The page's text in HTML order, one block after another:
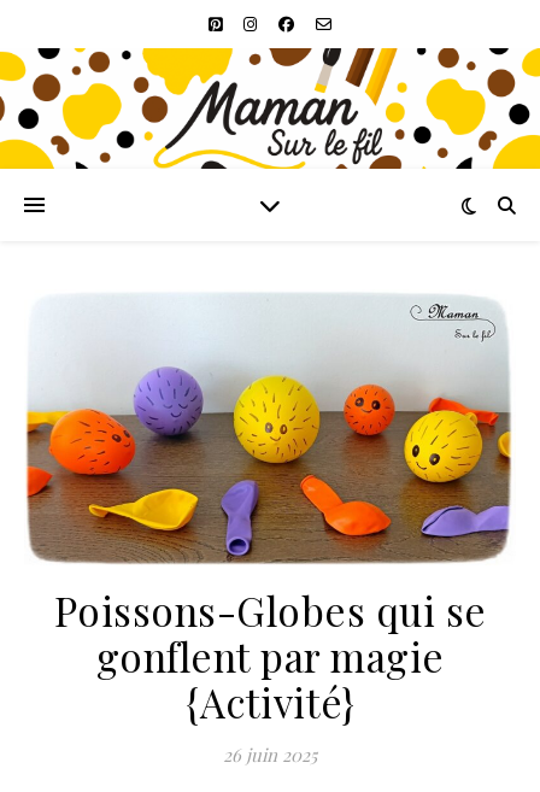
Poissons-Globes qui se
gonflent par magie
{Activité}
26 juin 2025